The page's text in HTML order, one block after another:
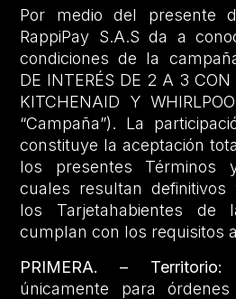
Por medio del presente
RappiPay S.A.S da a
condiciones de la
DE INTERÉS DE 2 A 3 CON
KITCHENAID Y
“Campaña”). La
constituye la aceptación
los presentes Términos
cuales resultan
los Tarjetahabientes de
cumplan con los requisitos
PRIMERA. – Territorio:
únicamente para